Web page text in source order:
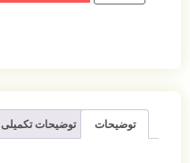
توضیحات توضیحات تکمیلی